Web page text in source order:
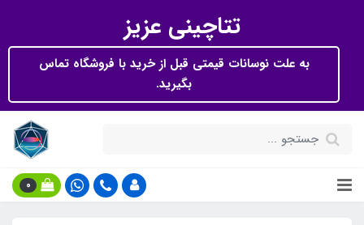
تتاچینی عزیز
به علت نوسانات قیمتی قبل از خرید با فروشگاه تماس
بگیرید.
0